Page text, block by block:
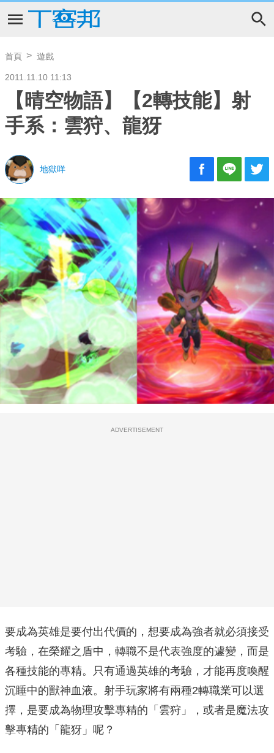
首頁 遊戲
2011.11.10 11:13
【晴空物語】【2轉技能】射
手系：雲狩、龍犽
地獄咩
ADVERTISEMENT
要成為英雄是要付出代價的，想要成為強者就必須接受
考驗，在榮耀之盾中，轉職不是代表強度的遽變，而是
各種技能的專精。只有通過英雄的考驗，才能再度喚醒
沉睡中的獸神血液。射手玩家將有兩種2轉職業可以選
擇，是要成為物理攻擊專精的「雲狩」，或者是魔法攻
擊專精的「龍犽」呢？